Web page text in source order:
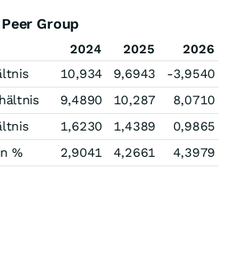
Group
2024 2025
2026
10,934 9,6943
-3,9540
9,4890 10,287
8,0710
1,6230 1,4389
0,9865
%
2,9041 4,2661 4,3979